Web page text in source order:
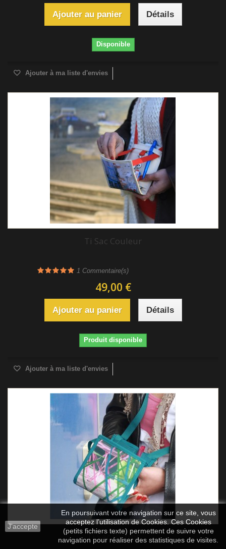
Ajouter au panier Détails
Disponible
Ajouter à ma liste d'envies
Ti Sac Couleur
1 Commentaire(s)
49,00 €
Ajouter au panier Détails
Produit disponible
Ajouter à ma liste d'envies
Ti Sac Bistrot
J'accepte
En poursuivant votre navigation sur ce site, vous
acceptez l’utilisation de Cookies. Ces Cookies
(petits fichiers texte) permettent de suivre votre
navigation pour réaliser des statistiques de visites.